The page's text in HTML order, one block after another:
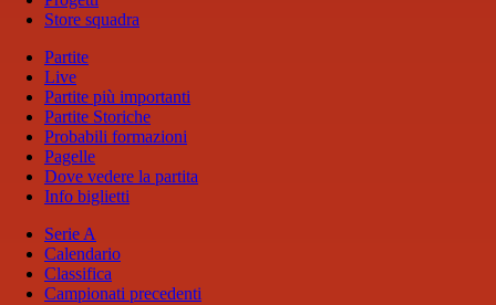
Store squadra
Partite
Live
Partite più importanti
Partite Storiche
Probabili formazioni
Pagelle
Dove vedere la partita
Info biglietti
Serie A
Calendario
Classifica
Campionati precedenti